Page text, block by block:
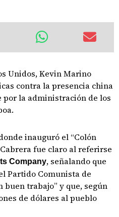
Unidos, Kevin Marino
contra la presencia china
por la administración de los
inauguró el “Colón
fue claro al referirse
Company, señalando que
Partido Comunista de
buen trabajo” y que, según
de dólares al pueblo